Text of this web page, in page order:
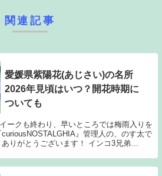
関連記事
愛媛県紫陽花(あじさい)の名所
2026年見頃はいつ？開花時期に
ついても
ークも終わり、早いところでは梅雨入りを
』管理人の、のす太で
りがとうございます！ インコ3兄弟